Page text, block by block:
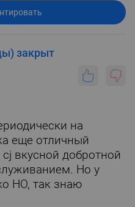
закрыт
на
еще отличный
вкусной добротной
Но у
НО, так знаю